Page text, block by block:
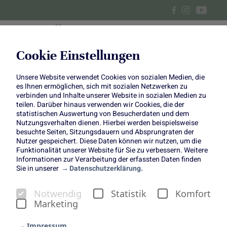
Cookie Einstellungen
Unsere Website verwendet Cookies von sozialen Medien, die
es Ihnen ermöglichen, sich mit sozialen Netzwerken zu
verbinden und Inhalte unserer Website in sozialen Medien zu
teilen. Darüber hinaus verwenden wir Cookies, die der
statistischen Auswertung von Besucherdaten und dem
Nutzungsverhalten dienen. Hierbei werden beispielsweise
besuchte Seiten, Sitzungsdauern und Absprungraten der
Nutzer gespeichert. Diese Daten können wir nutzen, um die
Funktionalität unserer Website für Sie zu verbessern. Weitere
Informationen zur Verarbeitung der erfassten Daten finden
Sie in unserer
Datenschutzerklärung.
Notwendig Statistik
Komfort
Marketing
Kabeljau Caprese
Zutaten:
für 4 Portionen
4 Kabeljaufilets, à ca. 180 g
3–4 Tomaten